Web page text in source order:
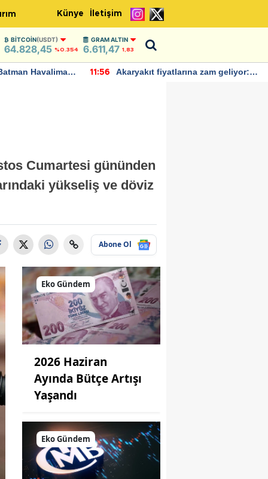
Künye İletişim
BITCOIN(USDT)
64.828,45 %0.354
GRAM ALTIN
6.611,47 1,83
Havalimanı
11:56
Akaryakıt fiyatlarına zam geliyor:
Cumartesi gününden
yükseliş ve döviz
Abone Ol
Eko Gündem
2026 Haziran
Ayında Bütçe Artışı
Yaşandı
Eko Gündem